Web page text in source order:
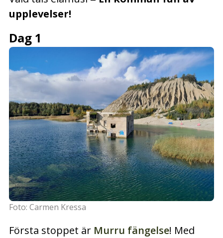
upplevelser!
Dag 1
Foto: Carmen Kressa
Första stoppet är Murru fängelse! Med